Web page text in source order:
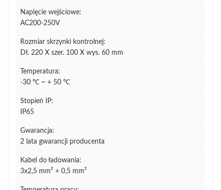
Napięcie wejściowe:
AC200-250V
Rozmiar skrzynki kontrolnej:
Dł. 220 X szer. 100 X wys. 60 mm
Temperatura:
-30 ℃ ~ + 50 ℃
Stopień IP:
IP65
Gwarancja:
2 lata gwarancji producenta
Kabel do ładowania:
3x2,5 mm² + 0,5 mm²